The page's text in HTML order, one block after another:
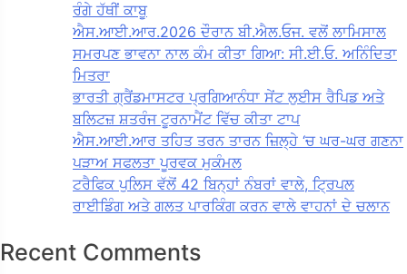
ਰੰਗੇ ਹੱਥੀਂ ਕਾਬੂ
ਐਸ.ਆਈ.ਆਰ.2026 ਦੌਰਾਨ ਬੀ.ਐਲ.ਓਜ. ਵਲੋਂ ਲਾਮਿਸਾਲ
ਸਮਰਪਣ ਭਾਵਨਾ ਨਾਲ ਕੰਮ ਕੀਤਾ ਗਿਆ: ਸੀ.ਈ.ਓ. ਅਨਿੰਦਿਤਾ
ਮਿਤਰਾ
ਭਾਰਤੀ ਗ੍ਰੈਂਡਮਾਸਟਰ ਪ੍ਰਗਿਆਨੰਧਾ ਸੇਂਟ ਲੁਈਸ ਰੈਪਿਡ ਅਤੇ
ਬਲਿਟਜ਼ ਸ਼ਤਰੰਜ ਟੂਰਨਾਮੈਂਟ ਵਿੱਚ ਕੀਤਾ ਟਾਪ
ਐਸ.ਆਈ.ਆਰ ਤਹਿਤ ਤਰਨ ਤਾਰਨ ਜ਼ਿਲ੍ਹੇ ‘ਚ ਘਰ-ਘਰ ਗਣਨਾ
ਪੜਾਅ ਸਫਲਤਾ ਪੂਰਵਕ ਮੁਕੰਮਲ
ਟਰੈਫਿਕ ਪੁਲਿਸ ਵੱਲੋਂ 42 ਬਿਨ੍ਹਾਂ ਨੰਬਰਾਂ ਵਾਲੇ, ਟ੍ਰਿਪਲ
ਰਾਈਡਿੰਗ ਅਤੇ ਗਲਤ ਪਾਰਕਿੰਗ ਕਰਨ ਵਾਲੇ ਵਾਹਨਾਂ ਦੇ ਚਲਾਨ
Recent Comments